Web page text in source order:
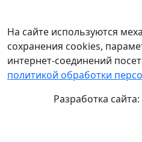
На сайте используются
сохранения cookies,
интернет-соединений
политикой обработки
Разработка сайта: